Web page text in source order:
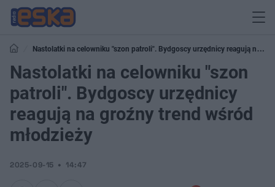
Nastolatki na celowniku "szon patroli". Bydgoscy urzędnicy reagują na
groźny trend wśród młodzieży
Nastolatki na celowniku "szon
patroli". Bydgoscy urzędnicy
reagują na groźny trend wśród
młodzieży
2025-09-15 14:47